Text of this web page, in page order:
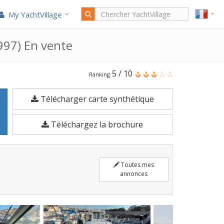
My YachtVillage
En vente
Le
Ocqueteau
Espace
615.5
est
un
Bateau
moteur
6,15
Ranking 5 / 10
Télécharger carte synthétique
Téléchargez la brochure
Toutes mes
annonces